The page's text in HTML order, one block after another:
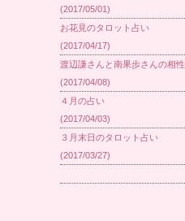
(2017/05/01)
お花見のタロット占い
(2017/04/17)
渡辺謙さんと南果歩さんの相性
(2017/04/08)
４月の占い
(2017/04/03)
３月末日のタロット占い
(2017/03/27)